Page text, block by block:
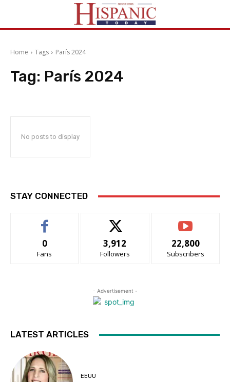
Home Tags París 2024
Tag: París 2024
No posts to display
STAY CONNECTED
0
Fans
3,912
Followers
22,800
Subscribers
- Advertisement -
LATEST ARTICLES
EEUU